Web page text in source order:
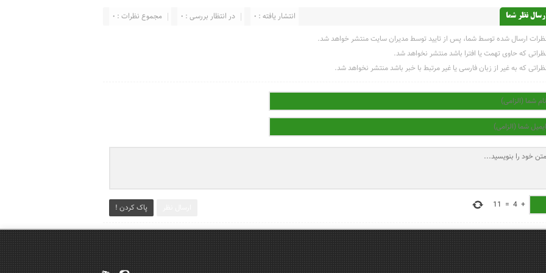
نظر شما مجموع نظرات : 0 در انتظار بررسی : 0 انتشار یافته : 0
ارسال شده توسط شما، پس از تایید توسط مدیران سایت منتشر خواهد شد.
که حاوی تهمت یا افترا باشد منتشر نخواهد شد.
که به غیر از زبان فارسی یا غیر مرتبط با خبر باشد منتشر نخواهد شد.
پاک کردن ! +
4
=
11